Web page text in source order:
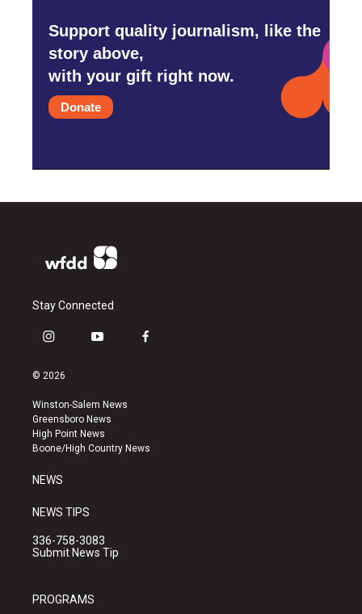
Support quality journalism, like the
story above,
with your gift right now.
Donate
Stay Connected
i
s
a
g
r
a
y
u
b
e
f
k
© 2026
Winston-Salem News
Greensboro News
High Point News
Boone/High Country News
NEWS
NEWS TIPS
336-758-3083
Submit News Tip
PROGRAMS